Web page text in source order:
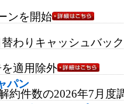
ンを開始
わりキャッシュバッ
適用除外
パン
約件数の2026年7月度